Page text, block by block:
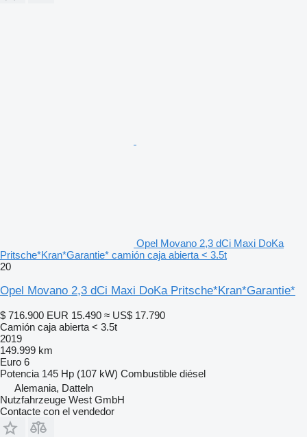
Opel Movano 2,3 dCi Maxi DoKa
Pritsche*Kran*Garantie* camión caja abierta < 3.5t
20
Opel Movano 2,3 dCi Maxi DoKa Pritsche*Kran*Garantie*
$ 716.900 EUR 15.490 ≈ US$ 17.790
Camión caja abierta < 3.5t
2019
149.999 km
Euro 6
Potencia 145 Hp (107 kW) Combustible diésel
Alemania, Datteln
Nutzfahrzeuge West GmbH
Contacte con el vendedor